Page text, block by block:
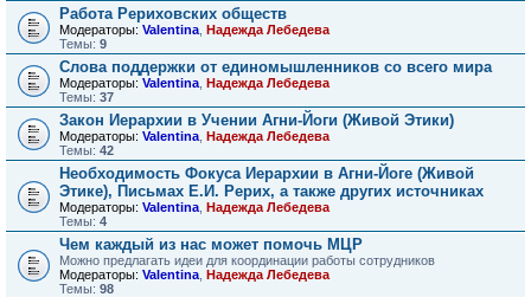
Работа Рериховских обществ
Модераторы: Valentina Надежда Лебедева
Темы: 9
Слова поддержки от единомышленников со всего мира
Модераторы: Valentina Надежда Лебедева
Темы: 37
Закон Иерархии в Учении Агни-Йоги (Живой Этики)
Модераторы: Valentina Надежда Лебедева
Темы: 42
Необходимость Фокуса Иерархии в Агни-Йоге (Живой
Этике), Письмах Е.И. Рерих, а также других источниках
Модераторы: Valentina Надежда Лебедева
Темы: 4
Чем каждый из нас может помочь МЦР
Можно предлагать идеи для координации работы сотрудников
Модераторы: Valentina Надежда Лебедева
Темы: 98